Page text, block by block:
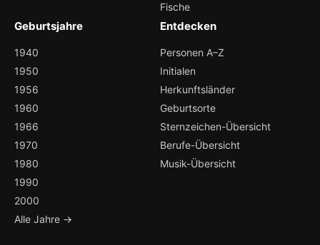
Fische
Geburtsjahre
1940
1950
1956
1960
1966
1970
1980
1990
2000
Alle Jahre →
Entdecken
Personen A–Z
Initialen
Herkunftsländer
Geburtsorte
Sternzeichen-Übersicht
Berufe-Übersicht
Musik-Übersicht